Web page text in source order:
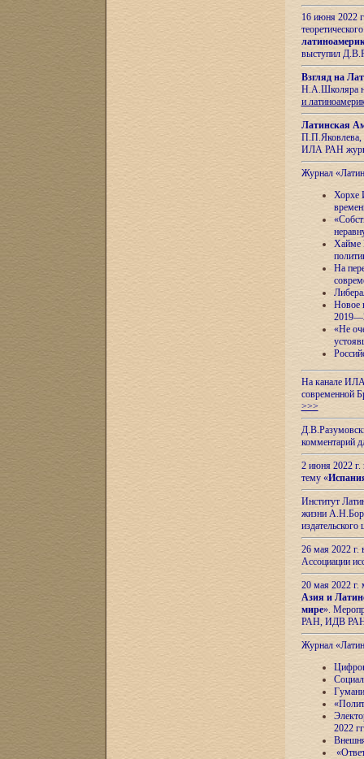
16 июня 2022
выступил
Взгляд на
Н.А.Школяра
и
Латинская
П.П.Яковлева,
ИЛА РАН
Журнал
Хорхе
Хайме
На
Новое
«Не
На канале ИЛА
современной
>>>
комментарий
2 июня 2022 г.
тему «
Институт
жизни
26 мая 2022
Ассоциации
20 мая 2022
Азия и
мире».
РАН, ИДВ
Журнал
2022